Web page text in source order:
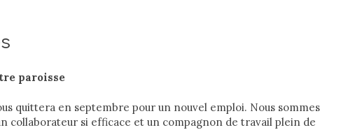
paroisse
quittera en septembre pour un nouvel emploi. Nous sommes
collaborateur si efficace et un compagnon de travail plein de